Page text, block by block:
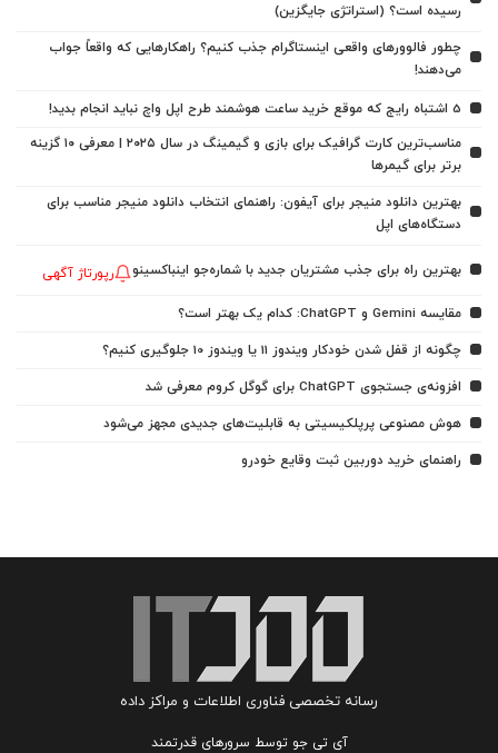
رسیده است؟ (استراتژی جایگزین)
چطور فالوورهای واقعی اینستاگرام جذب کنیم؟ راهکارهایی که واقعاً جواب
می‌دهند!
5 اشتباه رایج که موقع خرید ساعت هوشمند طرح اپل واچ نباید انجام بدید!
مناسب‌ترین کارت گرافیک برای بازی و گیمینگ در سال ۲۰۲۵ | معرفی ۱۰ گزینه
برتر برای گیمرها
بهترین دانلود منیجر برای آیفون: راهنمای انتخاب دانلود منیجر مناسب برای
دستگاه‌های اپل
بهترین راه برای جذب مشتریان جدید با شماره‌جو اینباکسینو رپورتاژ آگهی
مقایسه Gemini و ChatGPT: کدام یک بهتر است؟
چگونه از قفل شدن خودکار ویندوز 11 یا ویندوز 10 جلوگیری کنیم؟
افزونه‌ی جستجوی ChatGPT برای گوگل کروم معرفی شد
هوش مصنوعی پرپلکیسیتی به قابلیت‌های جدیدی مجهز می‌شود
راهنمای خرید دوربین ثبت وقایع خودرو
رسانه تخصصی فناوری اطلاعات و مراکز داده
آی تی جو توسط سرورهای قدرتمند